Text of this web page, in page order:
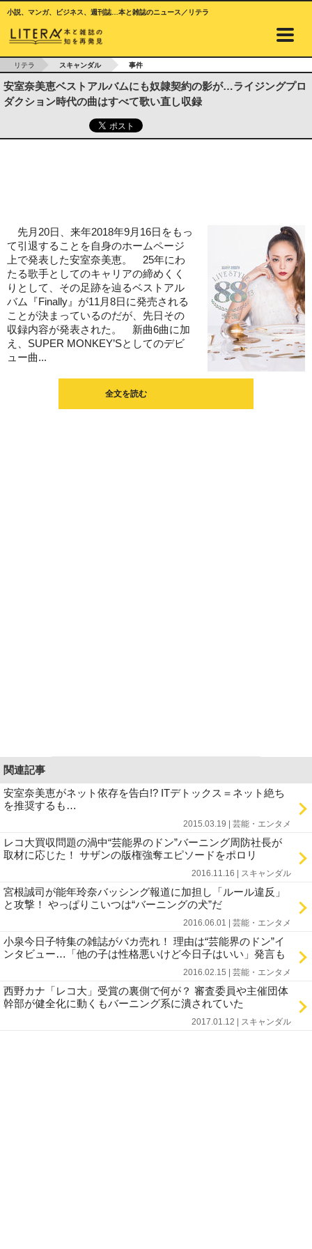
小説、マンガ、ビジネス、週刊誌…本と雑誌のニュース／リテラ
リテラ スキャンダル 事件
安室奈美恵ベストアルバムにも奴隷契約の影が…ライジングプロ
ダクション時代の曲はすべて歌い直し収録
先月20日、来年2018年9月16日をもっ
て引退することを自身のホームページ
上で発表した安室奈美恵。 25年にわ
たる歌手としてのキャリアの締めくく
りとして、その足跡を辿るベストアル
バム『Finally』が11月8日に発売される
ことが決まっているのだが、先日その
収録内容が発表された。 新曲6曲に加
え、SUPER MONKEY’Sとしてのデビ
ュー曲...
全文を読む
関連記事
安室奈美恵がネット依存を告白!? ITデトックス＝ネット絶ち
を推奨するも…
2015.03.19 | 芸能・エンタメ
レコ大買収問題の渦中“芸能界のドン”バーニング周防社長が
取材に応じた！ サザンの版権強奪エピソードをポロリ
2016.11.16 | スキャンダル
宮根誠司が能年玲奈バッシング報道に加担し「ルール違反」
と攻撃！ やっぱりこいつは“バーニングの犬”だ
2016.06.01 | 芸能・エンタメ
小泉今日子特集の雑誌がバカ売れ！ 理由は“芸能界のドン”イ
ンタビュー…「他の子は性格悪いけど今日子はいい」発言も
2016.02.15 | 芸能・エンタメ
西野カナ「レコ大」受賞の裏側で何が？ 審査委員や主催団体
幹部が健全化に動くもバーニング系に潰されていた
2017.01.12 | スキャンダル